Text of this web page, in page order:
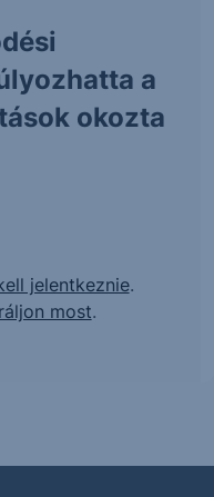
a
okozta
jelentkeznie.
most.